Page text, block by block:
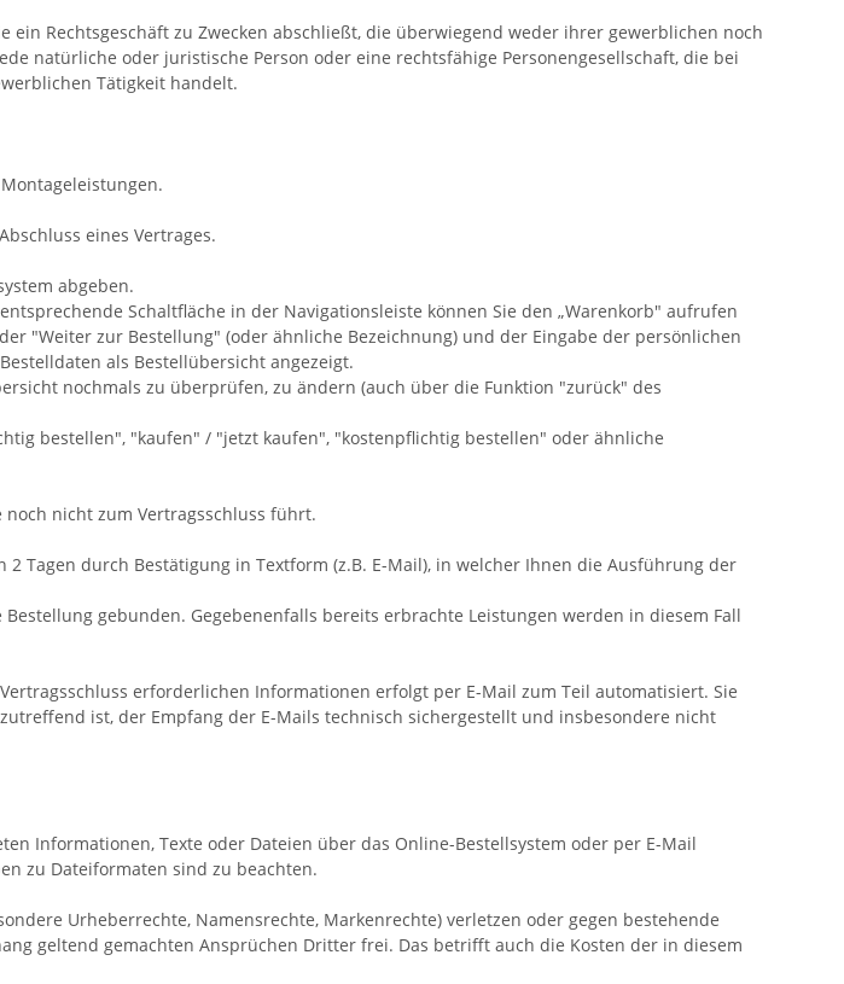
Rechtsgeschäft zu Zwecken abschließt, die überwiegend weder ihrer gewerblichen noch
natürliche oder juristische Person oder eine rechtsfähige Personengesellschaft, die bei
Tätigkeit handelt.
.
eines Vertrages.
abgeben.
Schaltfläche in der Navigationsleiste können Sie den „Warenkorb" aufrufen
"Weiter zur Bestellung" (oder ähnliche Bezeichnung) und der Eingabe der persönlichen
als Bestellübersicht angezeigt.
nochmals zu überprüfen, zu ändern (auch über die Funktion "zurück" des
bestellen", "kaufen" / "jetzt kaufen", "kostenpflichtig bestellen" oder ähnliche
nicht zum Vertragsschluss führt.
Tagen durch Bestätigung in Textform (z.B. E-Mail), in welcher Ihnen die Ausführung der
gebunden. Gegebenenfalls bereits erbrachte Leistungen werden in diesem Fall
erforderlichen Informationen erfolgt per E-Mail zum Teil automatisiert. Sie
ist, der Empfang der E-Mails technisch sichergestellt und insbesondere nicht
Informationen, Texte oder Dateien über das Online-Bestellsystem oder per E-Mail
zu Dateiformaten sind zu beachten.
Urheberrechte, Namensrechte, Markenrechte) verletzen oder gegen bestehende
geltend gemachten Ansprüchen Dritter frei. Das betrifft auch die Kosten der in diesem